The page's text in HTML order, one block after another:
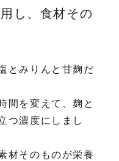
し、食材その
とみりんと甘麹だ
間を変えて、麹と
つ濃度にしまし
材そのものが栄養